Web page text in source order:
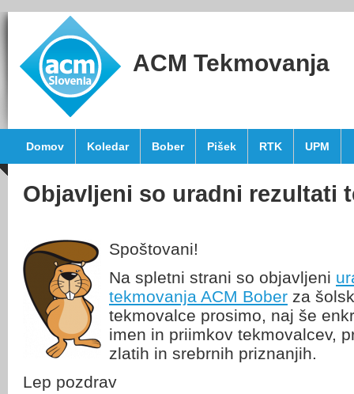
ACM Tekmovanja
Domov Koledar Bober Pišek RTK UPM
Objavljeni so uradni rezultati
Spoštovani!
Na spletni strani so objavljeni
tekmovanja ACM Bober za
tekmovalce prosimo, naj še
imen in priimkov tekmovalcev,
zlatih in srebrnih priznanjih.
Lep pozdrav